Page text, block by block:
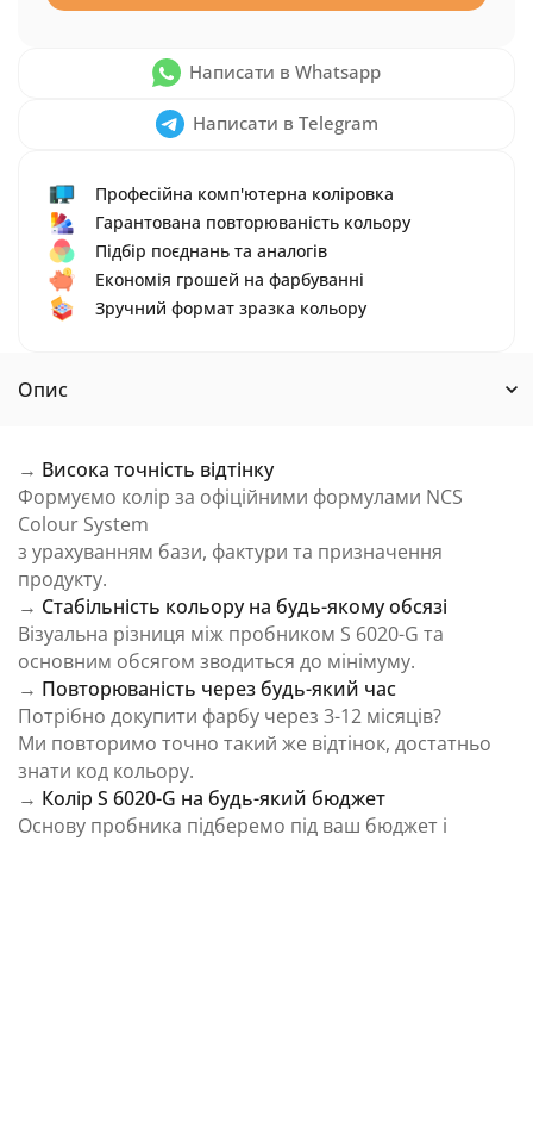
Написати в Whatsapp
Написати в Telegram
Професійна комп'ютерна коліровка
Гарантована повторюваність кольору
Підбір поєднань та аналогів
Економія грошей на фарбуванні
Зручний формат зразка кольору
Опис
→ Висока точність відтінку
Формуємо колір за офіційними формулами NCS
Colour System
з урахуванням бази, фактури та призначення
продукту.
→ Стабільність кольору на будь-якому обсязі
Візуальна різниця між пробником S 6020-G та
основним обсягом зводиться до мінімуму.
→ Повторюваність через будь-який час
Потрібно докупити фарбу через 3-12 місяців?
Ми повторимо точно такий же відтінок, достатньо
знати код кольору.
→ Колір S 6020-G на будь-який бюджет
Основу пробника підберемо під ваш бюджет і